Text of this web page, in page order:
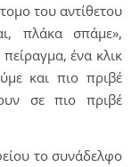
του αντίθετου
πλάκα σπάμε»,
ένα κλικ
και πιο πριβέ
σε πιο πριβέ
το συνάδελφο